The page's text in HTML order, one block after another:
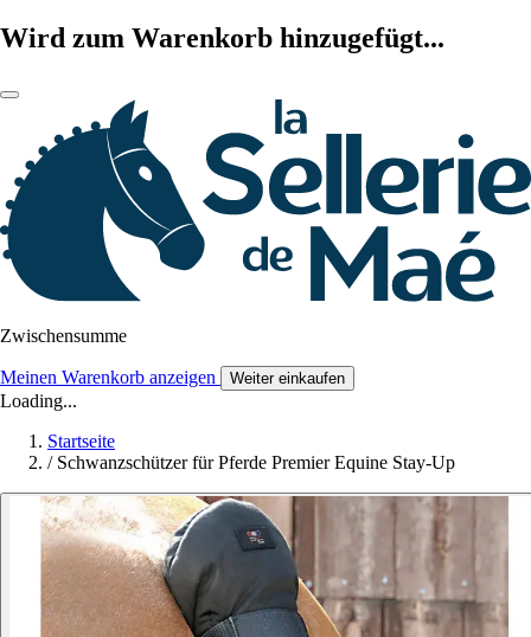
Wird zum Warenkorb hinzugefügt...
Zwischensumme
Meinen Warenkorb anzeigen Weiter einkaufen
Loading...
Startseite
/ Schwanzschützer für Pferde Premier Equine Stay-Up